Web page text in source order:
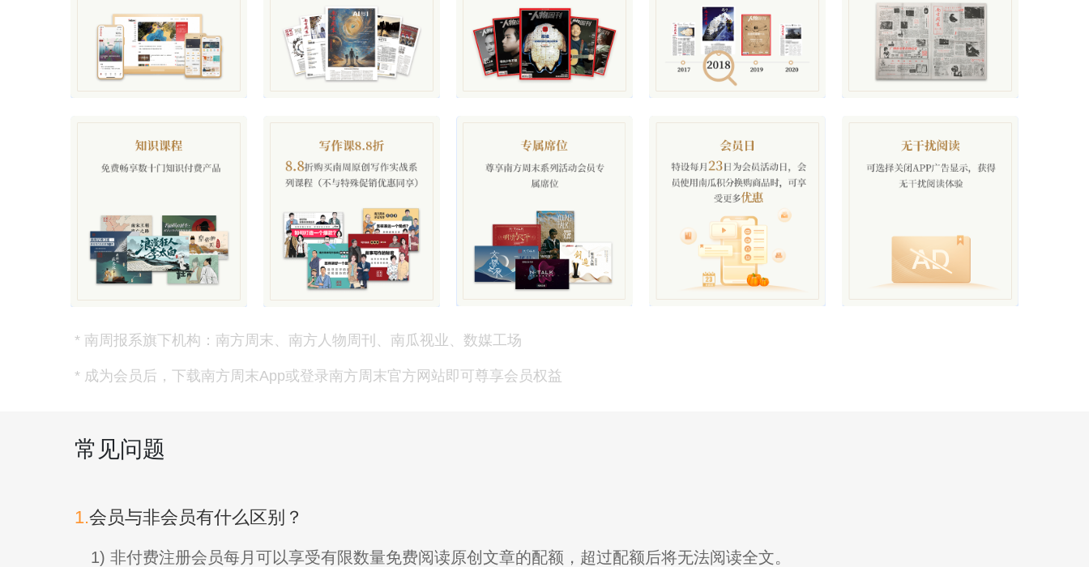
* 南周报系旗下机构：南方周末、南方人物周刊、南瓜视业、数媒工场
* 成为会员后，下载南方周末App或登录南方周末官方网站即可尊享会员权益
常见问题
1.会员与非会员有什么区别？
1) 非付费注册会员每月可以享受有限数量免费阅读原创文章的配额，超过配额后将无法阅读全文。